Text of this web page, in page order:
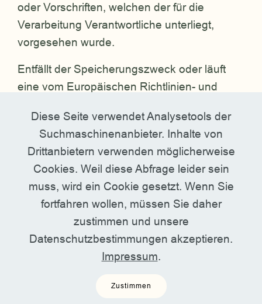
oder Vorschriften, welchen der für die
Verarbeitung Verantwortliche unterliegt,
vorgesehen wurde.
Entfällt der Speicherungszweck oder läuft
eine vom Europäischen Richtlinien- und
zuständigen Gesetzgeber vorgeschriebene
Speicherfrist ab, werden die
personenbezogenen Daten routinemäßig
und entsprechend den gesetzlichen
Vorschriften gesperrt oder gelöscht.
5. Rechte der betroffenen Person
• a) Recht auf Bestätigung
Europäischen Richtlinien- und
Diese Seite verwendet Analysetools der
Suchmaschinenanbieter. Inhalte von
Drittanbietern verwenden möglicherweise
Cookies. Weil diese Abfrage leider sein
muss, wird ein Cookie gesetzt. Wenn Sie
fortfahren wollen, müssen Sie daher
zustimmen und unsere
Datenschutzbestimmungen akzeptieren.
Impressum.
Zustimmen